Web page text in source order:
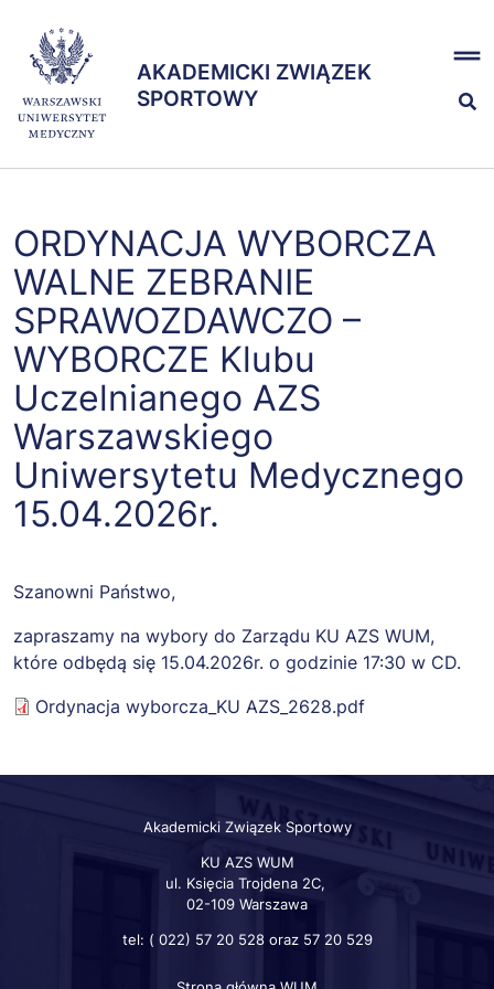
treści
AKADEMICKI ZWIĄZEK
SPORTOWY
x
SPORTOWY
Zespół
ORDYNACJA WYBORCZA
WALNE ZEBRANIE
SPRAWOZDAWCZO –
WYBORCZE Klubu
Uczelnianego AZS
Warszawskiego
Uniwersytetu Medycznego
15.04.2026r.
Szanowni Państwo,
zapraszamy na wybory do Zarządu KU AZS WUM,
które odbędą się 15.04.2026r. o godzinie 17:30 w CD.
Ordynacja wyborcza_KU AZS_2628.pdf
Akademicki Związek Sportowy
KU AZS WUM
ul. Księcia Trojdena 2C,
02-109 Warszawa
tel: ( 022) 57 20 528 oraz 57 20 529